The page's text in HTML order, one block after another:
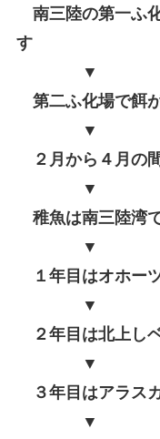
南三陸の第一ふ
す
▼
第二ふ化場で餌
▼
２月から４月の
▼
稚魚は南三陸湾
▼
１年目はオホー
▼
２年目は北上し
▼
３年目はアラス
▼